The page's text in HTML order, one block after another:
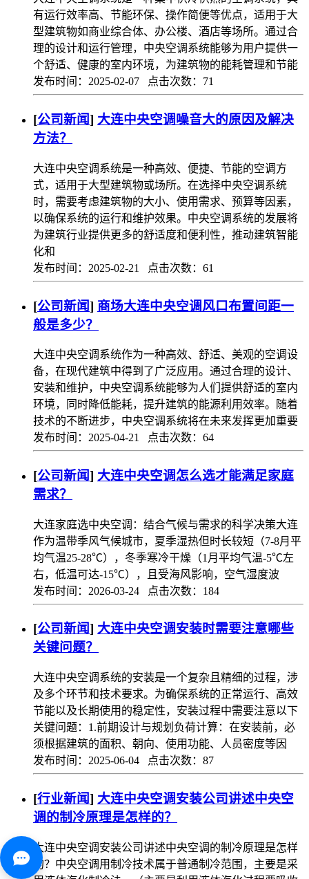
有运行效率高、节能环保、操作简便等优点，适用于大
型建筑物如商业综合体、办公楼、酒店等场所。通过合
理的设计和运行管理，中央空调系统能够为用户提供一
个舒适、健康的室内环境，为建筑物的能耗管理和节能
发布时间：2025-02-07 点击次数：71
[公司新闻] 大连中央空调噪音大的原因及解决
方法？
大连中央空调系统是一种高效、便捷、节能的空调方
式，适用于大型建筑物或场所。在选择中央空调系统
时，需要考虑建筑物的大小、使用需求、预算等因素，
以确保系统的运行和维护效果。中央空调系统的发展将
为建筑行业提供更多的舒适度和便利性，推动建筑智能
化和
发布时间：2025-02-21 点击次数：61
[公司新闻] 商场大连中央空调风口布置间距一
般是多少？
大连中央空调系统作为一种高效、舒适、美观的空调设
备，在现代建筑中得到了广泛应用。通过合理的设计、
安装和维护，中央空调系统能够为人们提供舒适的室内
环境，同时降低能耗，提升建筑的能源利用效率。随着
技术的不断进步，中央空调系统将在未来发挥更加重要
发布时间：2025-04-21 点击次数：64
[公司新闻] 大连中央空调怎么选才能满足家庭
需求？
大连家庭选中央空调：结合气候与需求的科学决策大连
作为温带季风气候城市，夏季湿热但时长较短（7-8月平
均气温25-28℃），冬季寒冷干燥（1月平均气温-5℃左
右，低温可达-15℃），且受海风影响，空气湿度波
发布时间：2026-03-24 点击次数：184
[公司新闻] 大连中央空调安装时需要注意哪些
关键问题？
大连中央空调系统的安装是一个复杂且精细的过程，涉
及多个环节和技术要求。为确保系统的正常运行、高效
节能以及长期使用的稳定性，安装过程中需要注意以下
关键问题：1.前期设计与规划负荷计算：在安装前，必
须根据建筑的面积、朝向、使用功能、人员密度等因
发布时间：2025-06-04 点击次数：87
[行业新闻] 大连中央空调安装公司讲述中央空
调的制冷原理是怎样的？
大连中央空调安装公司讲述中央空调的制冷原理是怎样
的？中央空调用制冷技术属于普通制冷范围，主要是采